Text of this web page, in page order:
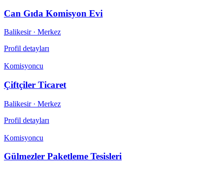
Can Gıda Komisyon Evi
Balikesir· Merkez
Profil detayları
Komisyoncu
Çiftçiler Ticaret
Balikesir· Merkez
Profil detayları
Komisyoncu
Gülmezler Paketleme Tesisleri